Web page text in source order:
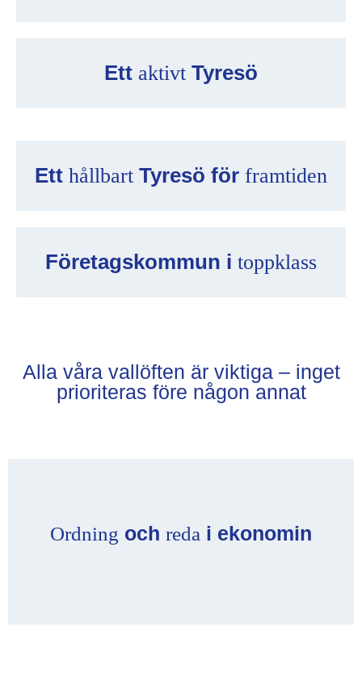
Ett aktivt Tyresö
Ett hållbart Tyresö för framtiden
Företagskommun i toppklass
Alla våra vallöften är viktiga – inget
prioriteras före någon annat
Ordning och reda i ekonomin